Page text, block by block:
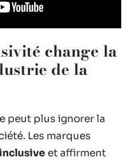
change la
de la
peut plus ignorer la
Les marques
et affirment